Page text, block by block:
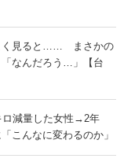
く見ると…… まさかの
なんだろう…」【台
ロ減量した女性→2年
こんなに変わるのか」